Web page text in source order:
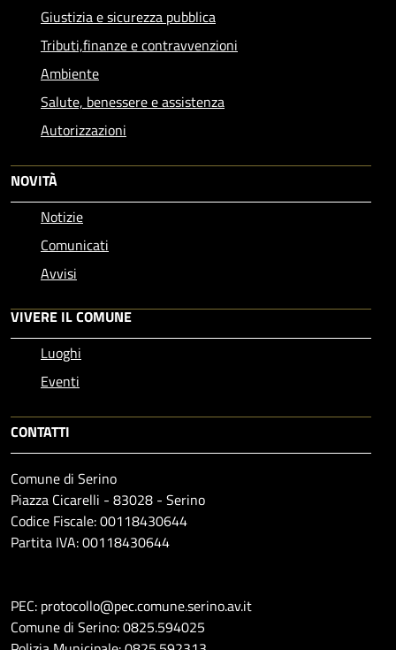
Giustizia e sicurezza pubblica
Tributi,finanze e contravvenzioni
Ambiente
Salute, benessere e assistenza
Autorizzazioni
NOVITÀ
Notizie
Comunicati
Avvisi
VIVERE IL COMUNE
Luoghi
Eventi
CONTATTI
Comune di Serino
Piazza Cicarelli - 83028 - Serino
Codice Fiscale: 00118430644
Partita IVA: 00118430644
PEC: protocollo@pec.comune.serino.av.it
Comune di Serino: 0825.594025